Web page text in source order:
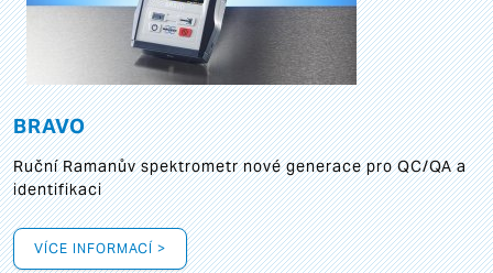
BRAVO
Ruční Ramanův spektrometr nové generace pro QC/QA a
identifikaci
VÍCE INFORMACÍ >